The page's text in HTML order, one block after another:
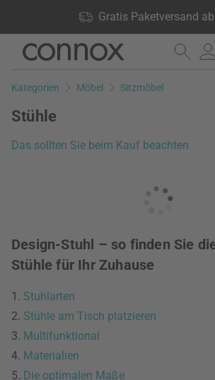
Gratis Paketversand
lagernd, 60 Tage Rückgaberecht
Direkt
Seiteninhalt
Direkt
Suchfeld
Kategorien Möbel Sitzmöbel
Stühle
Das sollten Sie beim Kauf beachten
Design-Stuhl – so finden Sie
Stühle für Ihr Zuhause
1. Stuhlarten
2. Stühle am Tisch platzieren
3. Multifunktional
4. Materialien
5. Die optimalen Maße